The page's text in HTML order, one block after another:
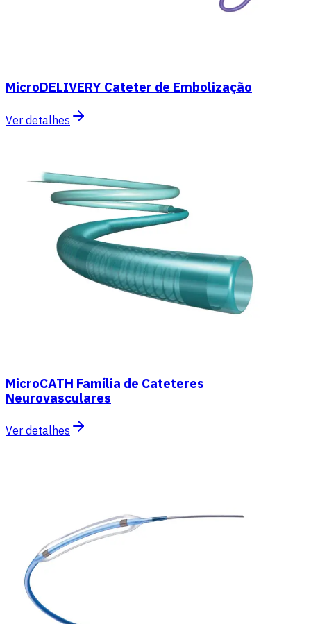
MicroDELIVERY Cateter de Embolização
Ver detalhes
MicroCATH Família de Cateteres
Neurovasculares
Ver detalhes